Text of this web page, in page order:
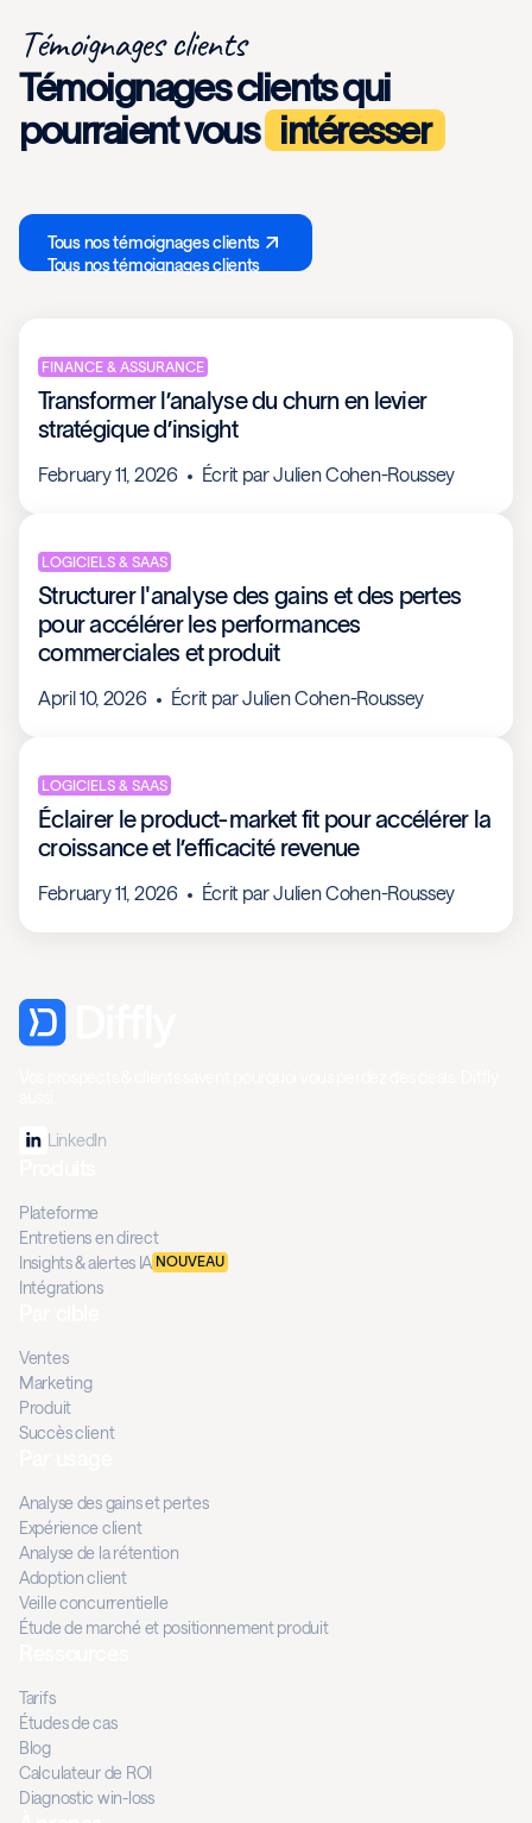
Témoignages clients
Témoignages clients qui
pourraient vous intéresser
Tous nos témoignages clients
Tous nos témoignages clients
FINANCE & ASSURANCE
Transformer l’analyse du churn en levier
stratégique d’insight
February 11, 2026 Écrit parJulien Cohen-Roussey
LOGICIELS & SAAS
Structurer l'analyse des gains et des pertes
pour accélérer les performances
commerciales et produit
April 10, 2026 Écrit parJulien Cohen-Roussey
LOGICIELS & SAAS
Éclairer le product-market fit pour accélérer la
croissance et l’efficacité revenue
February 11, 2026 Écrit parJulien Cohen-Roussey
LinkedIn
Plateforme
Entretiens en direct
Insights & alertes IA NOUVEAU
Intégrations
Ventes
Marketing
Produit
Succès client
Analyse des gains et pertes
Expérience client
Analyse de la rétention
Adoption client
Veille concurrentielle
Étude de marché et positionnement produit
Tarifs
Études de cas
Blog
Calculateur de ROI
Diagnostic win-loss